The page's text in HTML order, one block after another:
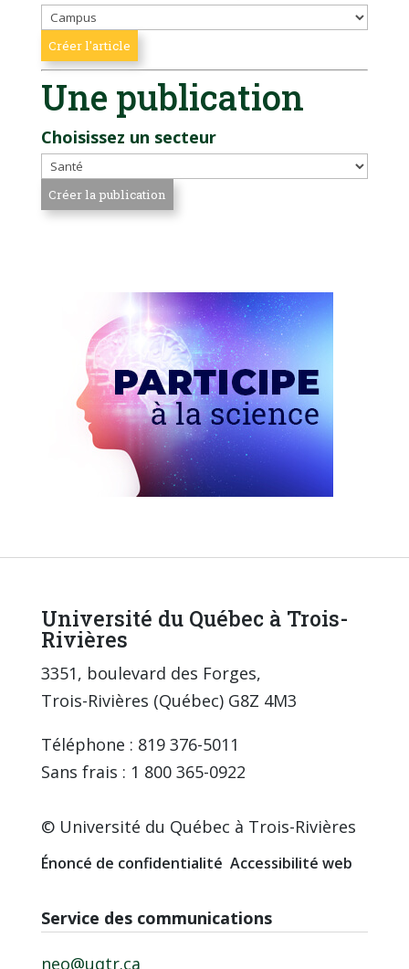
Une publication
Choisissez un secteur
Université du Québec à Trois-
Rivières
3351, boulevard des Forges,
Trois-Rivières (Québec) G8Z 4M3
Téléphone : 819 376-5011
Sans frais : 1 800 365-0922
© Université du Québec à Trois-Rivières
Énoncé de confidentialité Accessibilité web
Service des communications
neo@uqtr.ca